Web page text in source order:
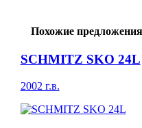
Похожие предложения
SCHMITZ SKO 24L
2002 г.в.